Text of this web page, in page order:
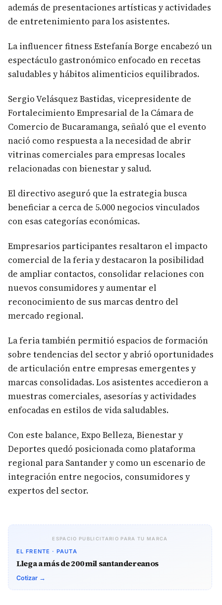
además de presentaciones artísticas y actividades
de entretenimiento para los asistentes.
La influencer fitness Estefanía Borge encabezó un
espectáculo gastronómico enfocado en recetas
saludables y hábitos alimenticios equilibrados.
Sergio Velásquez Bastidas, vicepresidente de
Fortalecimiento Empresarial de la Cámara de
Comercio de Bucaramanga, señaló que el evento
nació como respuesta a la necesidad de abrir
vitrinas comerciales para empresas locales
relacionadas con bienestar y salud.
El directivo aseguró que la estrategia busca
beneficiar a cerca de 5.000 negocios vinculados
con esas categorías económicas.
Empresarios participantes resaltaron el impacto
comercial de la feria y destacaron la posibilidad
de ampliar contactos, consolidar relaciones con
nuevos consumidores y aumentar el
reconocimiento de sus marcas dentro del
mercado regional.
La feria también permitió espacios de formación
sobre tendencias del sector y abrió oportunidades
de articulación entre empresas emergentes y
marcas consolidadas. Los asistentes accedieron a
muestras comerciales, asesorías y actividades
enfocadas en estilos de vida saludables.
Con este balance, Expo Belleza, Bienestar y
Deportes quedó posicionada como plataforma
regional para Santander y como un escenario de
integración entre negocios, consumidores y
expertos del sector.
ESPACIO PUBLICITARIO PARA TU MARCA
EL FRENTE · PAUTA
Llega a más de 200 mil santandereanos
Cotizar →